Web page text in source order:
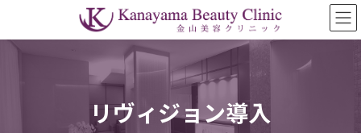
テ
ゲ
リヴィジョン導入